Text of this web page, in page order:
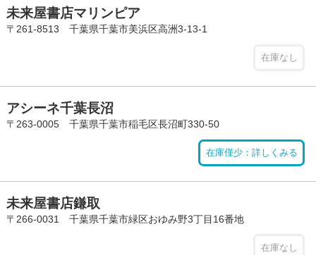
未来屋書店マリンピア
〒261-8513 千葉県千葉市美浜区高洲3-13-1
在庫なし
アシーネ千葉長沼
〒263-0005 千葉県千葉市稲毛区長沼町330-50
在庫僅少：詳しくみる
未来屋書店鎌取
〒266-0031 千葉県千葉市緑区おゆみ野3丁目16番地
在庫なし